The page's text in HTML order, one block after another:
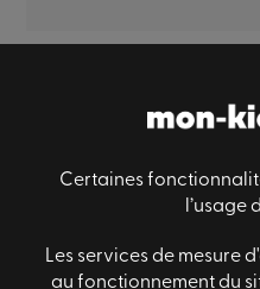
Certaines
l’usage
Les services de mesure
au fonctionnement du
Informations générales